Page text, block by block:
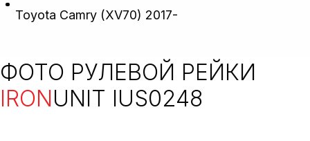
Toyota Camry (XV70) 2017-
ФОТО РУЛЕВОЙ РЕЙКИ
IRONUNIT IUS0248